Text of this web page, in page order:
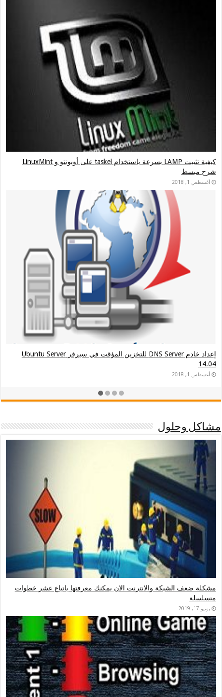
كيفية تثبيت LAMP بسرعة باستخدام taskel على أوبونتو و LinuxMint
إعداد خادم DNS Server للتخزين المؤقت في سيرفر Ubuntu Server
والانترنت الان يمكنك معرفتها باتباع عشر خطوات